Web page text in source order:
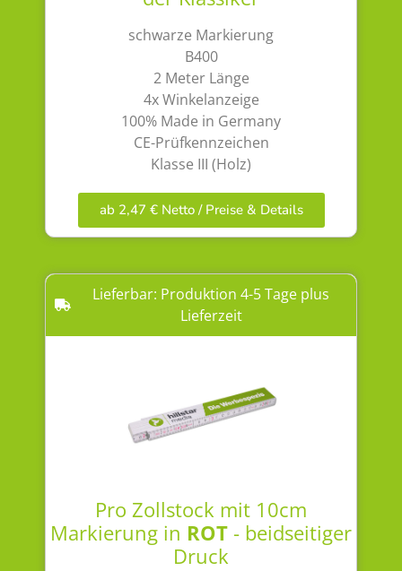
schwarze Markierung
B400
2 Meter Länge
4x Winkelanzeige
100% Made in Germany
CE-Prüfkennzeichen
Klasse III (Holz)
ab 2,47 € Netto / Preise & Details
Lieferbar: Produktion 4-5 Tage plus
Lieferzeit
Pro Zollstock mit 10cm
Markierung in ROT- beidseitiger
Druck